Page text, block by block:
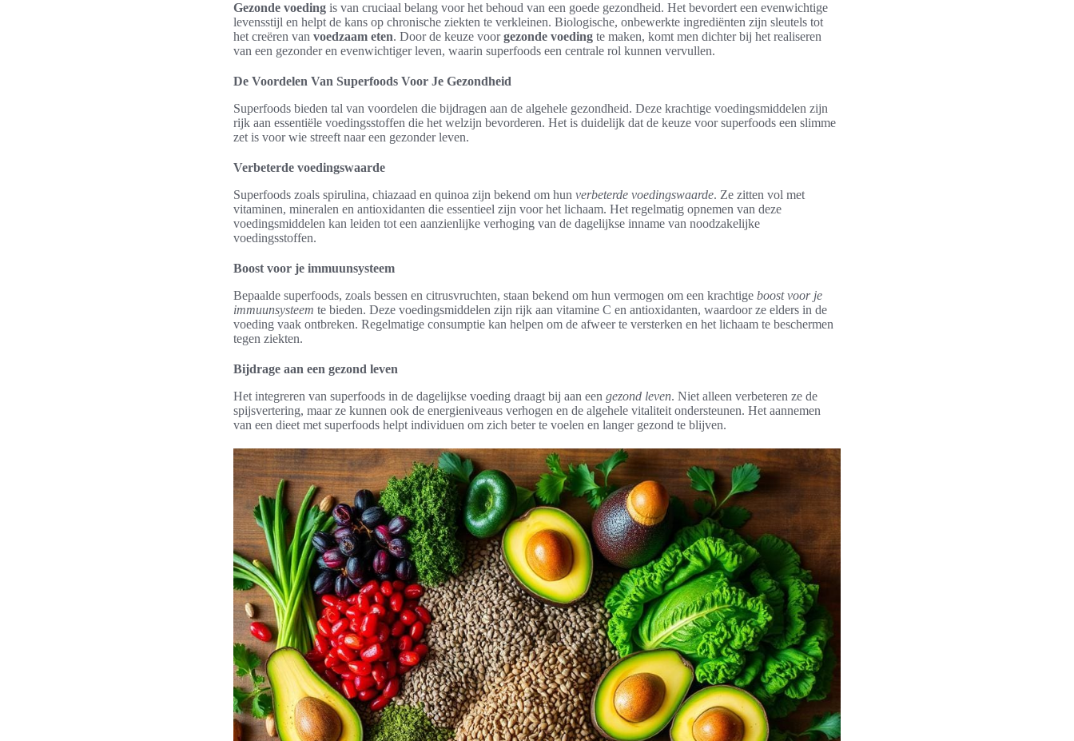
Gezonde voeding is van cruciaal belang voor het behoud van een goede gezondheid. Het bevordert een evenwichtige
levensstijl en helpt de kans op chronische ziekten te verkleinen. Biologische, onbewerkte ingrediënten zijn sleutels tot
het creëren van voedzaam eten. Door de keuze voorgezonde voeding te maken, komt men dichter bij het realiseren
van een gezonder en evenwichtiger leven, waarin superfoods een centrale rol kunnen vervullen.
De Voordelen Van Superfoods Voor Je Gezondheid
Superfoods bieden tal van voordelen die bijdragen aan de algehele gezondheid. Deze krachtige voedingsmiddelen zijn
rijk aan essentiële voedingsstoffen die het welzijn bevorderen. Het is duidelijk dat de keuze voor superfoods een slimme
zet is voor wie streeft naar een gezonder leven.
Verbeterde voedingswaarde
Superfoods zoals spirulina, chiazaad en quinoa zijn bekend om hun verbeterde voedingswaarde. Ze zitten vol met
vitaminen, mineralen en antioxidanten die essentieel zijn voor het lichaam. Het regelmatig opnemen van deze
voedingsmiddelen kan leiden tot een aanzienlijke verhoging van de dagelijkse inname van noodzakelijke
voedingsstoffen.
Boost voor je immuunsysteem
Bepaalde superfoods, zoals bessen en citrusvruchten, staan bekend om hun vermogen om een krachtige boost voor je
immuunsysteem te bieden. Deze voedingsmiddelen zijn rijk aan vitamine C en antioxidanten, waardoor ze elders in de
voeding vaak ontbreken. Regelmatige consumptie kan helpen om de afweer te versterken en het lichaam te beschermen
tegen ziekten.
Bijdrage aan een gezond leven
Het integreren van superfoods in de dagelijkse voeding draagt bij aan een gezond leven. Niet alleen verbeteren ze de
spijsvertering, maar ze kunnen ook de energieniveaus verhogen en de algehele vitaliteit ondersteunen. Het aannemen
van een dieet met superfoods helpt individuen om zich beter te voelen en langer gezond te blijven.